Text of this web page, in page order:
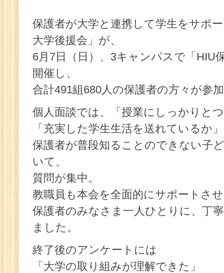
保護者が大学と連携して学生をサポ
大学後援会」が、
6月7日（日）、3キャンパスで「HIU
開催し、
合計491組680人の保護者の方々が参
個人面談では、「授業にしっかりと
「充実した学生生活を送れているか
保護者が普段知ることのできない子
いて、
質問が集中。
教職員も本会を全面的にサポートさ
保護者のみなさま一人ひとりに、丁
ました。
終了後のアンケートには
「大学の取り組みが理解できた」